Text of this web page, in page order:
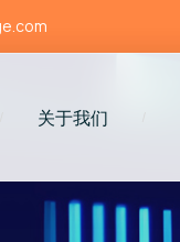
关于我们